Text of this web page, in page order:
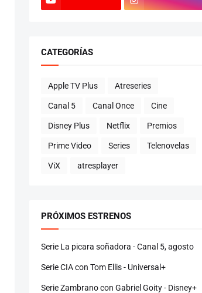
CATEGORÍAS
Apple TV Plus Atreseries
Canal 5 Canal Once Cine
Disney Plus Netflix Premios
Prime Video Series Telenovelas
ViX atresplayer
PRÓXIMOS ESTRENOS
Serie La picara soñadora - Canal 5, agosto
Serie CIA con Tom Ellis - Universal+
Serie Zambrano con Gabriel Goity - Disney+